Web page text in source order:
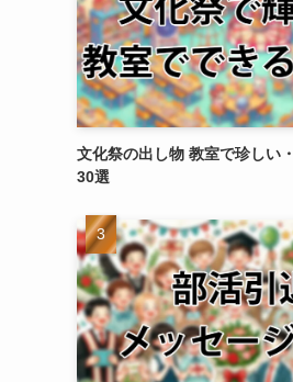
文化祭の出し物 教室で珍しい
30選